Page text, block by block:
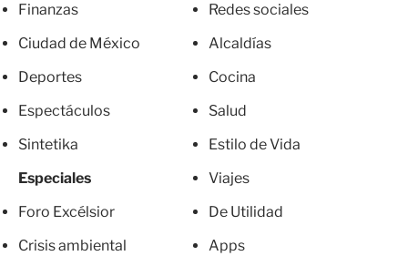
Finanzas
Ciudad de México
Deportes
Espectáculos
Sintetika
Especiales
Foro Excélsior
Crisis ambiental
Redes sociales
Alcaldías
Cocina
Salud
Estilo de Vida
Viajes
De Utilidad
Apps